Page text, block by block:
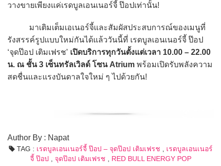
วางขายเพียงแค่เรดบูลเอนเนอร์จี้ ป๊อปเท่านั้น!
มาเติมเต็มเอเนอร์จี้และสัมผัสประสบการณ์ของเมนูที่
รังสรรค์รูปแบบใหม่กันได้แล้ววันนี้ที่ เรดบูลเอนเนอร์จี้ ป๊อป
‘จุดป๊อป เติมเฟรช’ เปิดบริการทุกวันตั้งแต่เวลา 10.00 – 22.00
น. ณ ชั้น 3 เซ็นทรัลเวิลด์ โซน Atrium พร้อมเปิดรับพลังความ
สดชื่นและแรงบันดาลใจใหม่ ๆ ไปด้วยกัน!
Author By : Napat
TAG : เรดบูลเอนเนอร์จี้ ป๊อป – จุดป๊อป เติมเฟรช
เรดบูลเอนเนอร์
จี้ ป๊อป
จุดป๊อป เติมเฟรช RED BULL ENERGY POP